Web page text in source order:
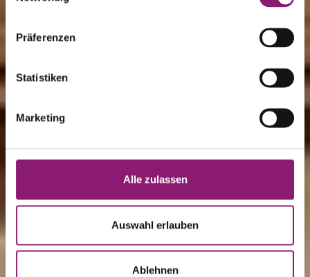
Präferenzen
Statistiken
Marketing
Alle zulassen
Auswahl erlauben
Ablehnen
Johanneshof
4 Sterne Hotel im
Salzburger Land
Ihr Hotel im Salzburger Land